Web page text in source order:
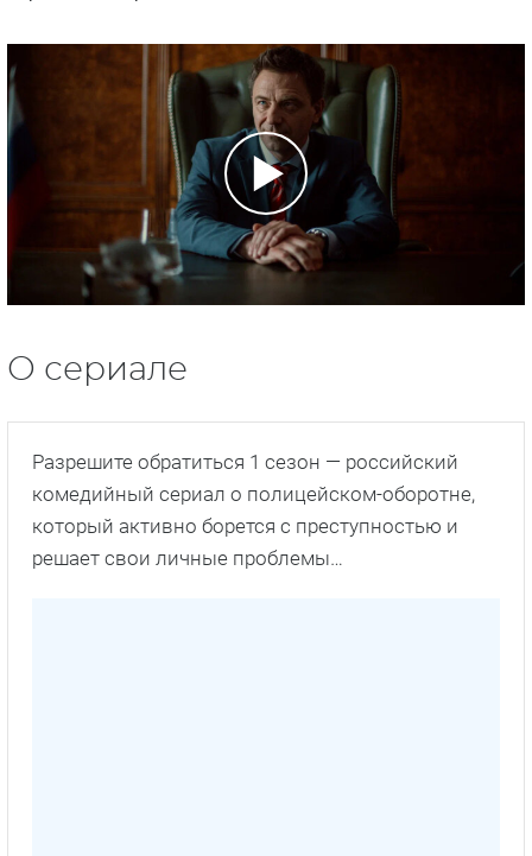
О сериале
Разрешите обратиться 1 сезон — российский
комедийный сериал о полицейском-оборотне,
который активно борется с преступностью и
решает свои личные проблемы…